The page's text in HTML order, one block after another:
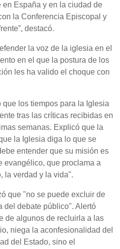
España y en la ciudad de
la Conferencia Episcopal y
destacó.
la voz de la iglesia en el
en el que la postura de los
les ha valido el choque con
los tiempos para la Iglesia
tras las críticas recibidas en
semanas. Explicó que la
la Iglesia diga lo que se
entender que su misión es
evangélico, que proclama a
la verdad y la vida".
que "no se puede excluir de
del debate público". Alertó
de algunos de recluirla a las
niega la aconfesionalidad del
del Estado, sino el